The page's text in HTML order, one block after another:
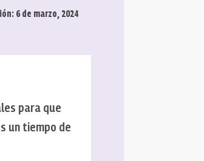
6 de marzo, 2024
para que
un tiempo de